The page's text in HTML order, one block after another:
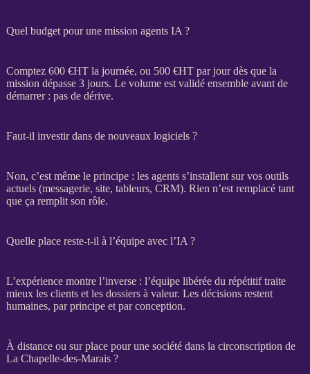
Quel budget pour une mission agents IA ?
Comptez 600 €HTla journée, ou 500 €HTpar jour dès que la
mission dépasse 3 jours. Le volume est validé ensemble avant de
démarrer : pas de dérive.
Faut-il investir dans de nouveaux logiciels ?
Non, c’est même le principe : les agentss’installent sur vos outils
actuels (messagerie, site, tableurs, CRM). Rien n’est remplacé tant
que ça remplit son rôle.
Quelle place reste-t-il à l’équipe avec l’IA ?
L’expérience montre l’inverse : l’équipe libérée du répétitif traite
mieux les clients et les dossiers à valeur. Les décisions restent
humaines, par principe et par conception.
À distance ou sur place pour une société dans la circonscription de
La Chapelle-des-Marais ?